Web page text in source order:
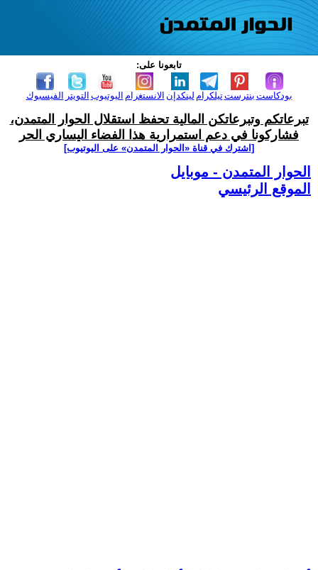
تابعونا على:
الفيسبوك التويتر اليوتيوب الانستغرام لينكدإن تيلكرامبنترست بودكاست
تبرعاتكم وتبرعاتكن المالية تحفظ استقلال الحوار المتمدن،
فشاركونا في دعم استمرارية هذا الفضاء اليساري الحر
[اشترك في قناة ‫«الحوار المتمدن» على اليوتيوب]
الحوار المتمدن - موبايل
الموقع الرئيسي